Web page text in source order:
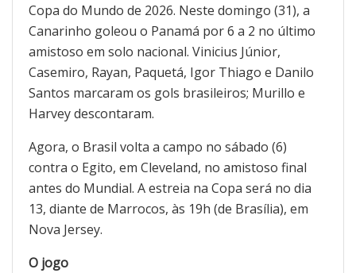
Copa do Mundo de 2026. Neste domingo (31), a
Canarinho goleou o Panamá por 6 a 2 no último
amistoso em solo nacional. Vinicius Júnior,
Casemiro, Rayan, Paquetá, Igor Thiago e Danilo
Santos marcaram os gols brasileiros; Murillo e
Harvey descontaram.
Agora, o Brasil volta a campo no sábado (6)
contra o Egito, em Cleveland, no amistoso final
antes do Mundial. A estreia na Copa será no dia
13, diante de Marrocos, às 19h (de Brasília), em
Nova Jersey.
O jogo